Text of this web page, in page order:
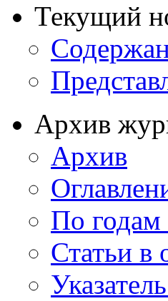
Текущий
Архив
Архив
По годам
Статьи в